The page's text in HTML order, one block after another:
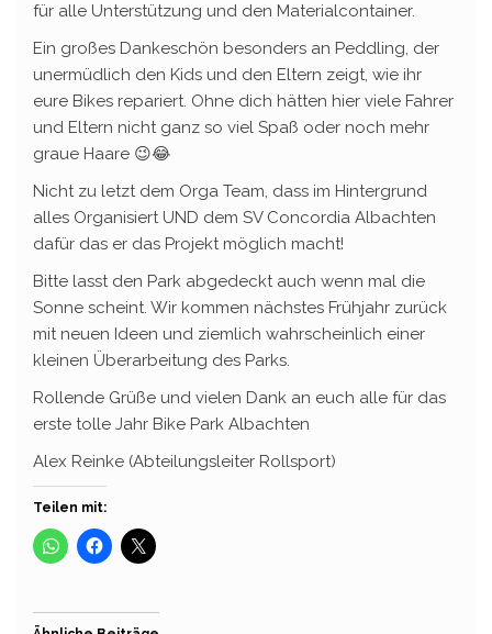
für alle Unterstützung und den Materialcontainer.
Ein großes Dankeschön besonders an Peddling, der
unermüdlich den Kids und den Eltern zeigt, wie ihr
eure Bikes repariert. Ohne dich hätten hier viele Fahrer
und Eltern nicht ganz so viel Spaß oder noch mehr
graue Haare 😉😂
Nicht zu letzt dem Orga Team, dass im Hintergrund
alles Organisiert UND dem SV Concordia Albachten
dafür das er das Projekt möglich macht!
Bitte lasst den Park abgedeckt auch wenn mal die
Sonne scheint. Wir kommen nächstes Frühjahr zurück
mit neuen Ideen und ziemlich wahrscheinlich einer
kleinen Überarbeitung des Parks.
Rollende Grüße und vielen Dank an euch alle für das
erste tolle Jahr Bike Park Albachten
Alex Reinke (Abteilungsleiter Rollsport)
Teilen mit: